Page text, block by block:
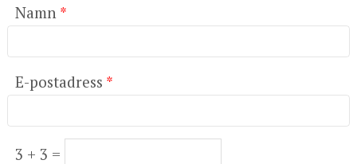
Namn *
E-postadress *
3 + 3 =